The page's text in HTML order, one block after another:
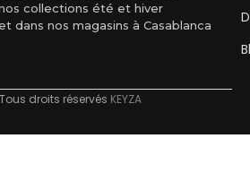
collections été et hiver
dans nos magasins à Casablanca
droits réservés KEYZA